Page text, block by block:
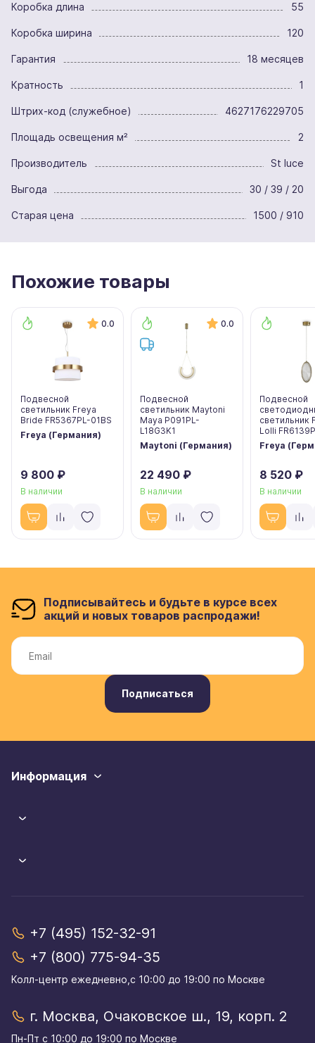
Коробка длина 55
Коробка ширина 120
Гарантия 18 месяцев
Кратность 1
Штрих-код (служебное) 4627176229705
Площадь освещения м² 2
Производитель St luce
Выгода 30 / 39 / 20
Старая цена 1500 / 910
Похожие товары
0.0
Подвесной
светильник Freya
Bride FR5367PL-01BS
Freya (Германия)
9 800 ₽
В наличии
0.0
Подвесной
светильник Maytoni
Maya P091PL-
L18G3K1
Maytoni (Германия)
22 490 ₽
В наличии
Подвесной
светильник
Lolli
Freya
8 520 ₽
В наличии
Подписывайтесь и будьте в курсе всех
акций и новых товаров распродажи!
Подписаться
Информация
+7 (495) 152-32-91
+7 (800) 775-94-35
Колл-центр eжедневно,с 10:00 до 19:00 по Москве
г. Москва, Очаковское ш., 19, корп. 2
Пн-Пт с 10:00 до 19:00 по Москве